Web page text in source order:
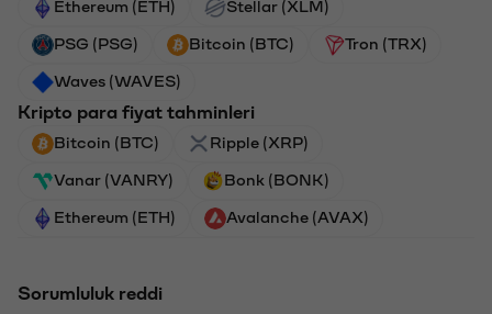
Ethereum (ETH) Stellar (XLM)
PSG (PSG) Bitcoin (BTC) Tron (TRX)
Waves (WAVES)
Kripto para fiyat tahminleri
Bitcoin (BTC) Ripple (XRP)
Vanar (VANRY) Bonk (BONK)
Ethereum (ETH) Avalanche (AVAX)
Sorumluluk reddi